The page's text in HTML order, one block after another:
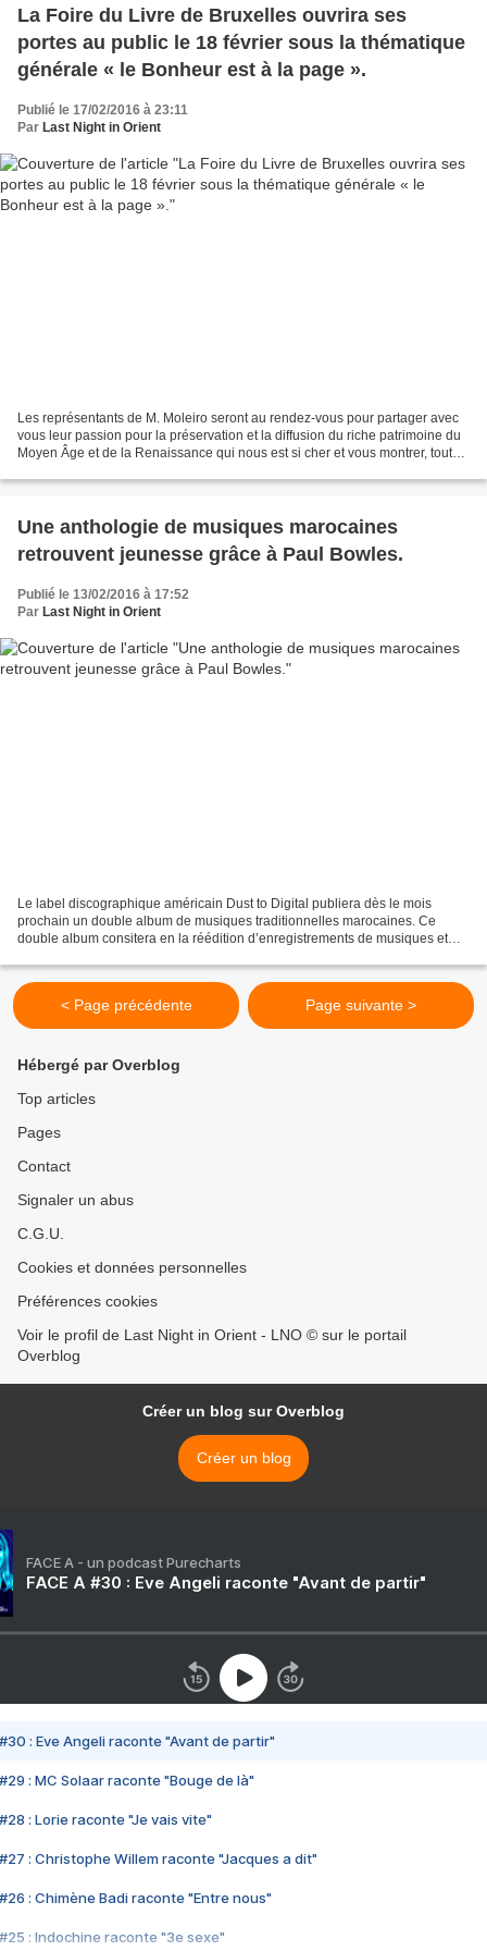
La Foire du Livre de Bruxelles ouvrira ses
portes au public le 18 février sous la thématique
générale « le Bonheur est à la page ».
Publié le 17/02/2016 à 23:11
Par Last Night in Orient
Les représentants de M. Moleiro seront au rendez-vous pour partager avec
vous leur passion pour la préservation et la diffusion du riche patrimoine du
Moyen Âge et de la Renaissance qui nous est si cher et vous montrer, tout
Une anthologie de musiques marocaines
retrouvent jeunesse grâce à Paul Bowles.
Publié le 13/02/2016 à 17:52
Par Last Night in Orient
Le label discographique américain Dust to Digital publiera dès le mois
prochain un double album de musiques traditionnelles marocaines. Ce
double album consitera en la réédition d’enregistrements de musiques et
< Page précédente Page suivante >
Hébergé par Overblog
Top articles
Pages
Contact
Signaler un abus
C.G.U.
Cookies et données personnelles
Préférences cookies
Voir le profil de Last Night in Orient - LNO © sur le portail
Overblog
Créer un blog sur Overblog
Créer un blog
FACE A - un podcast Purecharts
FACE A #30 : Eve Angeli raconte "Avant de partir"
#30 : Eve Angeli raconte "Avant de partir"
#29 : MC Solaar raconte "Bouge de là"
#28 : Lorie raconte "Je vais vite"
#27 : Christophe Willem raconte "Jacques a dit"
#26 : Chimène Badi raconte "Entre nous"
#25 : Indochine raconte "3e sexe"